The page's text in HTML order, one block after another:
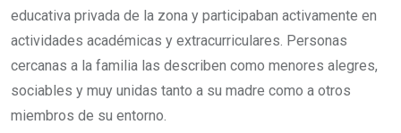
educativa privada de la zona y participaban activamente en
actividades académicas y extracurriculares. Personas
cercanas a la familia las describen como menores alegres,
sociables y muy unidas tanto a su madre como a otros
miembros de su entorno.